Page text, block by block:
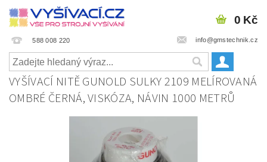
588 008 220 info@gmstechnik.cz
0 Kč
VYŠÍVACÍ NITĚ GUNOLD SULKY 2109 MELÍROVANÁ
OMBRÉ ČERNÁ, VISKÓZA, NÁVIN 1000 METRŮ